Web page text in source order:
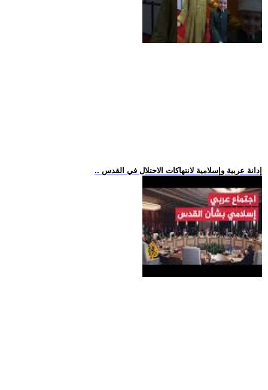
.. إدانة عربية وإسلامية لانتهاكات الاحتلال في القدس